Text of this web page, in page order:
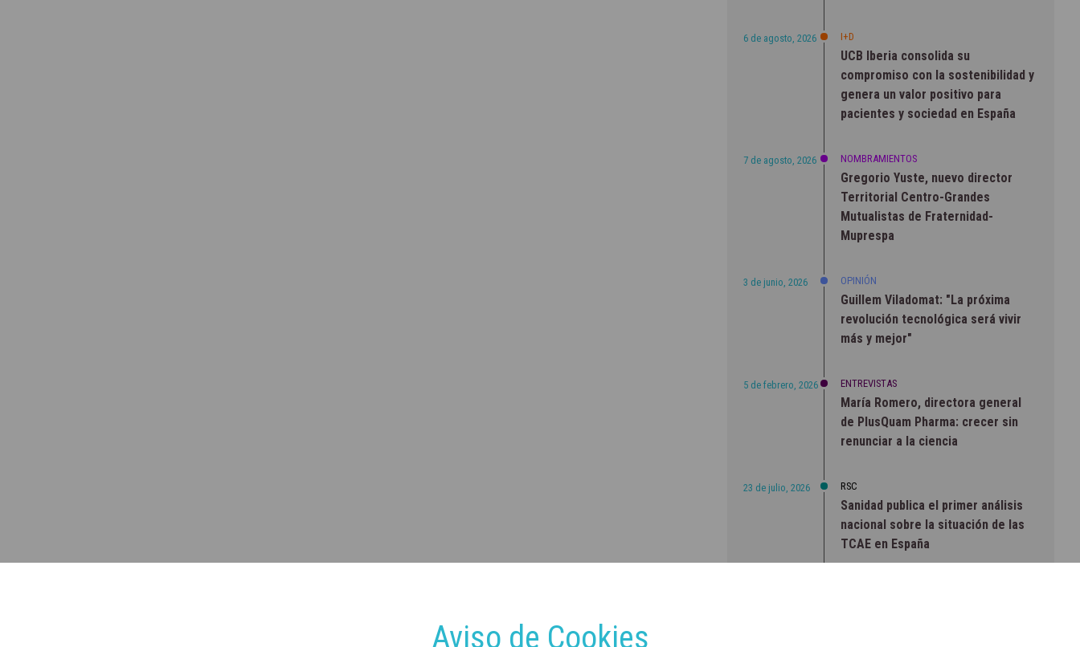
6 de agosto, 2026 I+D
UCB Iberia consolida su
compromiso con la sostenibilidad y
genera un valor positivo para
pacientes y sociedad en España
7 de agosto, 2026 NOMBRAMIENTOS
Gregorio Yuste, nuevo director
Territorial Centro-Grandes
Mutualistas de Fraternidad-
Muprespa
3 de junio, 2026 OPINIÓN
Guillem Viladomat: "La próxima
revolución tecnológica será vivir
más y mejor"
5 de febrero, 2026 ENTREVISTAS
María Romero, directora general
de PlusQuam Pharma: crecer sin
renunciar a la ciencia
23 de julio, 2026 RSC
Sanidad publica el primer análisis
nacional sobre la situación de las
TCAE en España
Aviso de Cookies